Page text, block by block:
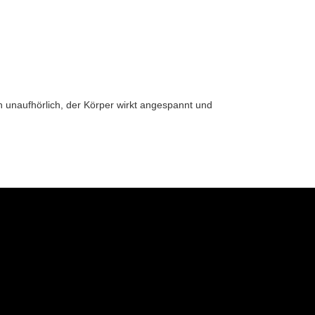
unaufhörlich, der Körper wirkt angespannt und